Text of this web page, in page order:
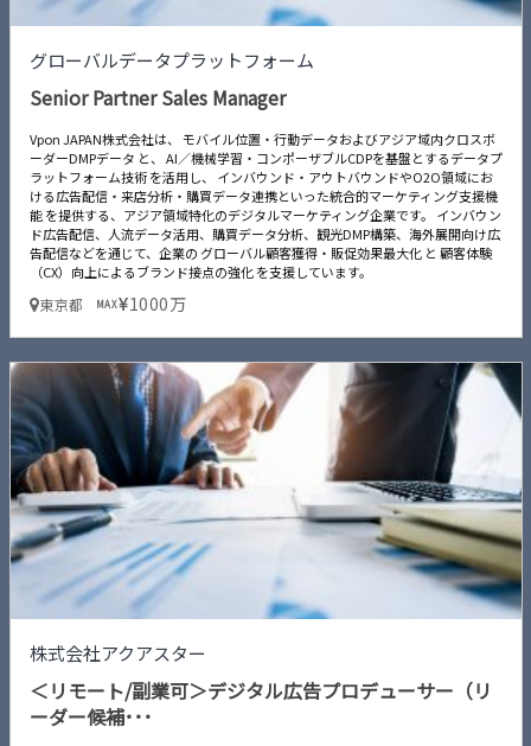
グローバルデータプラットフォーム
Senior Partner Sales Manager
Vpon JAPAN株式会社は、 モバイル位置・行動データおよびアジア域内クロスボ
ーダーDMPデータ と、 AI／機械学習・コンポーザブルCDPを基盤とするデータプ
ラットフォーム技術 を活用し、 インバウンド・アウトバウンドやO2O領域にお
ける広告配信・来店分析・購買データ連携といった統合的マーケティング支援機
能 を提供する、アジア領域特化のデジタルマーケティング企業です。 インバウン
ド広告配信、人流データ活用、購買データ分析、観光DMP構築、海外展開向け広
告配信などを通じて、企業の グローバル顧客獲得・販促効果最大化 と 顧客体験
（CX）向上によるブランド接点の強化 を支援しています。
東京都 MAX 1000万
株式会社アクアスター
＜リモート/副業可＞デジタル広告プロデューサー（リ
ーダー候補･･･